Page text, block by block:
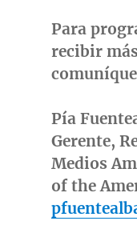
Para
recibir
Pía
Gerente,
Medios
of the